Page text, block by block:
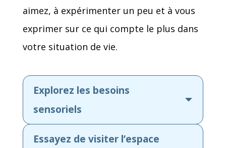
aimez, à expérimenter un peu et à vous
exprimer sur ce qui compte le plus dans
votre situation de vie.
Explorez les besoins
sensoriels
Essayez de visiter l’espace